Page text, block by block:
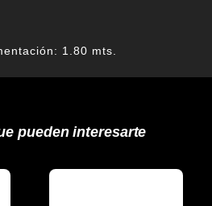
1.80 mts.
pueden interesarte